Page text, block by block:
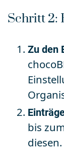
Schritt 2:
Zu den
bis
diesen.